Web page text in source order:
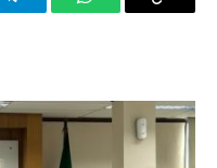
TelegramWhatsAppCopy